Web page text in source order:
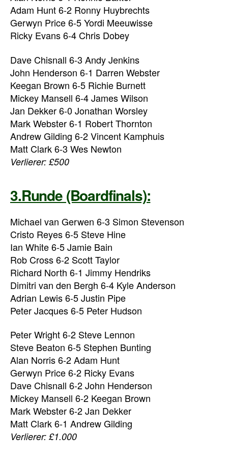
Adam Hunt 6-2 Ronny Huybrechts
Gerwyn Price 6-5 Yordi Meeuwisse
Ricky Evans 6-4 Chris Dobey
Dave Chisnall 6-3 Andy Jenkins
John Henderson 6-1 Darren Webster
Keegan Brown 6-5 Richie Burnett
Mickey Mansell 6-4 James Wilson
Jan Dekker 6-0 Jonathan Worsley
Mark Webster 6-1 Robert Thornton
Andrew Gilding 6-2 Vincent Kamphuis
Matt Clark 6-3 Wes Newton
Verlierer: £500
3.Runde (Boardfinals):
Michael van Gerwen 6-3 Simon Stevenson
Cristo Reyes 6-5 Steve Hine
Ian White 6-5 Jamie Bain
Rob Cross 6-2 Scott Taylor
Richard North 6-1 Jimmy Hendriks
Dimitri van den Bergh 6-4 Kyle Anderson
Adrian Lewis 6-5 Justin Pipe
Peter Jacques 6-5 Peter Hudson
Peter Wright 6-2 Steve Lennon
Steve Beaton 6-5 Stephen Bunting
Alan Norris 6-2 Adam Hunt
Gerwyn Price 6-2 Ricky Evans
Dave Chisnall 6-2 John Henderson
Mickey Mansell 6-2 Keegan Brown
Mark Webster 6-2 Jan Dekker
Matt Clark 6-1 Andrew Gilding
Verlierer: £1.000